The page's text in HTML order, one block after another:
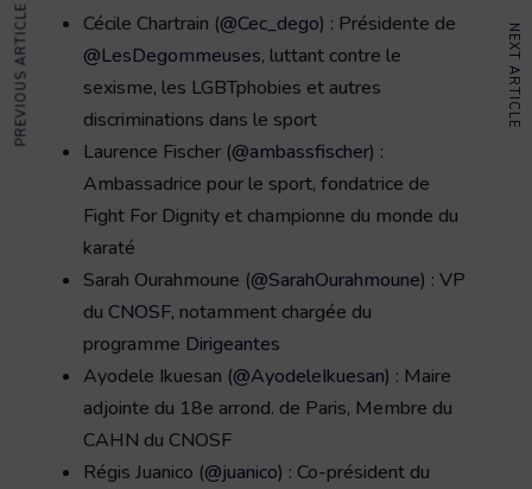
Cécile Chartrain (@Cec_dego) : Présidente de
@LesDegommeuses, luttant contre le
sexisme, les LGBTphobies et autres
discriminations dans le sport
Laurence Fischer (@ambassfischer) :
Ambassadrice pour le sport, fondatrice de
Fight For Dignity et championne du monde du
karaté
Sarah Ourahmoune (@SarahOurahmoune) : VP
du CNOSF, notamment chargée du
programme Dirigeantes
Ayodele Ikuesan (@AyodeleIkuesan) : Maire
adjointe du 18e arrond. de Paris, Membre du
CAHN du CNOSF
Régis Juanico (@juanico) : Co-président du
PREVIOUS ARTICLE NEXT ARTICLE